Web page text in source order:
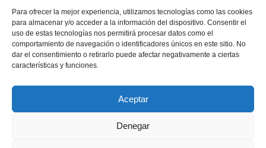
Para ofrecer la mejor experiencia, utilizamos tecnologías como las cookies
para almacenar y/o acceder a la información del dispositivo. Consentir el
uso de estas tecnologías nos permitirá procesar datos como el
comportamiento de navegación o identificadores únicos en este sitio. No
dar el consentimiento o retirarlo puede afectar negativamente a ciertas
características y funciones.
Aceptar
Denegar
He leído y acepto la
Solicite un presupuesto
Solicite un presupuesto